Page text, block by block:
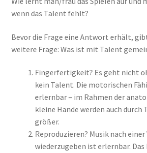
wenn das Talent fehlt?
Bevor die Frage eine Antwort erhält,
weitere Frage: Was ist mit Talent
Fingerfertigkeit? Es geht nicht
kein Talent. Die motorischen
erlernbar – im Rahmen der
kleine Hände werden auch durch
größer.
Reproduzieren? Musik nach einer
wiederzugeben ist erlernbar.